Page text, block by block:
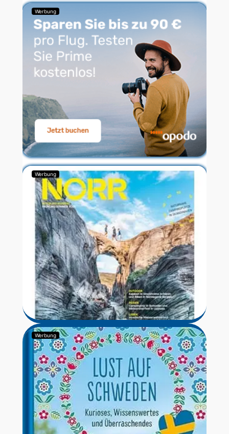
Werbung
Werbung
Werbung